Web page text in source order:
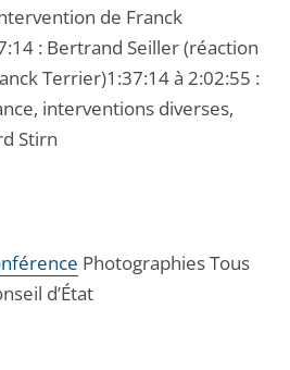
de Franck
: Bertrand Seiller (réaction
Terrier)1:37:14 à 2:02:55 :
interventions diverses,
Stirn
Photographies Tous
d’État